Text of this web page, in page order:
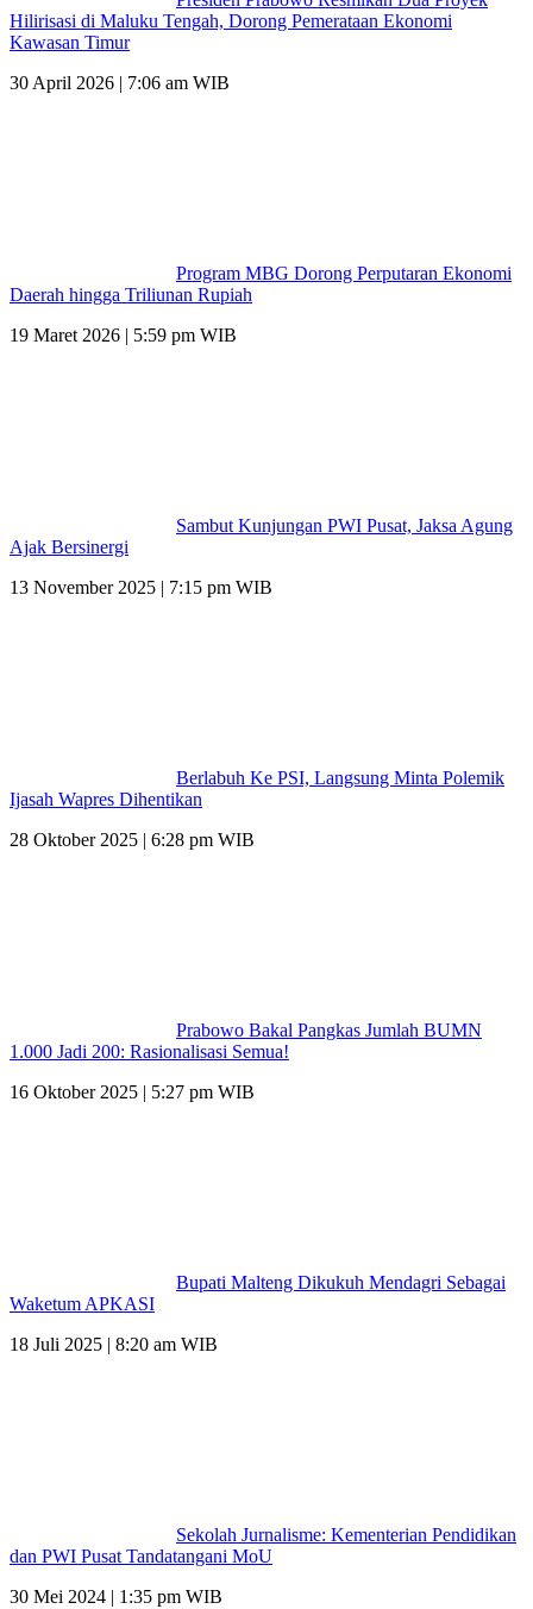
Hilirisasi di Maluku Tengah, Dorong Pemerataan Ekonomi
Kawasan Timur
30 April 2026 | 7:06 am WIB
Program MBG Dorong Perputaran Ekonomi
Daerah hingga Triliunan Rupiah
19 Maret 2026 | 5:59 pm WIB
Sambut Kunjungan PWI Pusat, Jaksa Agung
Ajak Bersinergi
13 November 2025 | 7:15 pm WIB
Berlabuh Ke PSI, Langsung Minta Polemik
Ijasah Wapres Dihentikan
28 Oktober 2025 | 6:28 pm WIB
Prabowo Bakal Pangkas Jumlah BUMN
1.000 Jadi 200: Rasionalisasi Semua!
16 Oktober 2025 | 5:27 pm WIB
Bupati Malteng Dikukuh Mendagri Sebagai
Waketum APKASI
18 Juli 2025 | 8:20 am WIB
Sekolah Jurnalisme: Kementerian Pendidikan
dan PWI Pusat Tandatangani MoU
30 Mei 2024 | 1:35 pm WIB